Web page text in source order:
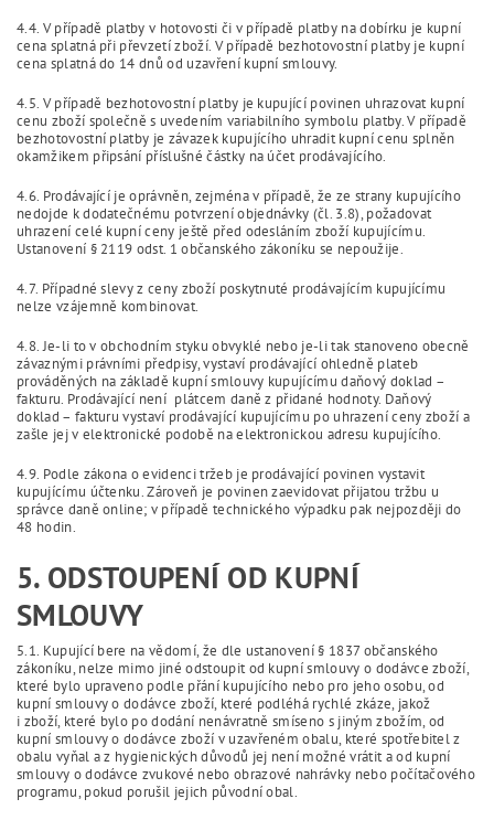
4.4. V případě platby v hotovosti či v případě platby na dobírku je kupní
cena splatná při převzetí zboží. V případě bezhotovostní platby je kupní
cena splatná do 14 dnů od uzavření kupní smlouvy.
4.5. V případě bezhotovostní platby je kupující povinen uhrazovat kupní
cenu zboží společně s uvedením variabilního symbolu platby. V případě
bezhotovostní platby je závazek kupujícího uhradit kupní cenu splněn
okamžikem připsání příslušné částky na účet prodávajícího.
4.6. Prodávající je oprávněn, zejména v případě, že ze strany kupujícího
nedojde k dodatečnému potvrzení objednávky (čl. 3.8), požadovat
uhrazení celé kupní ceny ještě před odesláním zboží kupujícímu.
Ustanovení § 2119 odst. 1 občanského zákoníku se nepoužije.
4.7. Případné slevy z ceny zboží poskytnuté prodávajícím kupujícímu
nelze vzájemně kombinovat.
4.8. Je-li to v obchodním styku obvyklé nebo je-li tak stanoveno obecně
závaznými právními předpisy, vystaví prodávající ohledně plateb
prováděných na základě kupní smlouvy kupujícímu daňový doklad –
fakturu. Prodávající není plátcem daně z přidané hodnoty. Daňový
doklad – fakturu vystaví prodávající kupujícímu po uhrazení ceny zboží a
zašle jej v elektronické podobě na elektronickou adresu kupujícího.
4.9. Podle zákona o evidenci tržeb je prodávající povinen vystavit
kupujícímu účtenku. Zároveň je povinen zaevidovat přijatou tržbu u
správce daně online; v případě technického výpadku pak nejpozději do
48 hodin.
5. ODSTOUPENÍ OD KUPNÍ
SMLOUVY
5.1. Kupující bere na vědomí, že dle ustanovení § 1837 občanského
zákoníku, nelze mimo jiné odstoupit od kupní smlouvy o dodávce zboží,
které bylo upraveno podle přání kupujícího nebo pro jeho osobu, od
kupní smlouvy o dodávce zboží, které podléhá rychlé zkáze, jakož
i zboží, které bylo po dodání nenávratně smíseno s jiným zbožím, od
kupní smlouvy o dodávce zboží v uzavřeném obalu, které spotřebitel z
obalu vyňal a z hygienických důvodů jej není možné vrátit a od kupní
smlouvy o dodávce zvukové nebo obrazové nahrávky nebo počítačového
programu, pokud porušil jejich původní obal.